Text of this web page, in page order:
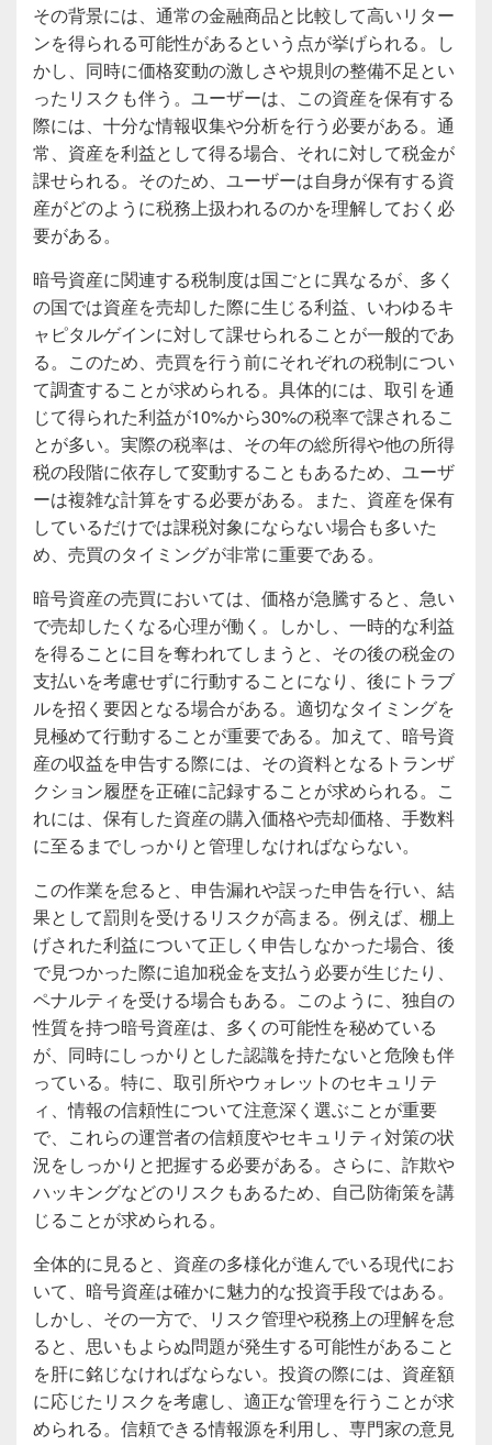
その背景には、通常の金融商品と比較して高いリター
ンを得られる可能性があるという点が挙げられる。し
かし、同時に価格変動の激しさや規則の整備不足とい
ったリスクも伴う。ユーザーは、この資産を保有する
際には、十分な情報収集や分析を行う必要がある。通
常、資産を利益として得る場合、それに対して税金が
課せられる。そのため、ユーザーは自身が保有する資
産がどのように税務上扱われるのかを理解しておく必
要がある。
暗号資産に関連する税制度は国ごとに異なるが、多く
の国では資産を売却した際に生じる利益、いわゆるキ
ャピタルゲインに対して課せられることが一般的であ
る。このため、売買を行う前にそれぞれの税制につい
て調査することが求められる。具体的には、取引を通
じて得られた利益が10%から30%の税率で課されるこ
とが多い。実際の税率は、その年の総所得や他の所得
税の段階に依存して変動することもあるため、ユーザ
ーは複雑な計算をする必要がある。また、資産を保有
しているだけでは課税対象にならない場合も多いた
め、売買のタイミングが非常に重要である。
暗号資産の売買においては、価格が急騰すると、急い
で売却したくなる心理が働く。しかし、一時的な利益
を得ることに目を奪われてしまうと、その後の税金の
支払いを考慮せずに行動することになり、後にトラブ
ルを招く要因となる場合がある。適切なタイミングを
見極めて行動することが重要である。加えて、暗号資
産の収益を申告する際には、その資料となるトランザ
クション履歴を正確に記録することが求められる。こ
れには、保有した資産の購入価格や売却価格、手数料
に至るまでしっかりと管理しなければならない。
この作業を怠ると、申告漏れや誤った申告を行い、結
果として罰則を受けるリスクが高まる。例えば、棚上
げされた利益について正しく申告しなかった場合、後
で見つかった際に追加税金を支払う必要が生じたり、
ペナルティを受ける場合もある。このように、独自の
性質を持つ暗号資産は、多くの可能性を秘めている
が、同時にしっかりとした認識を持たないと危険も伴
っている。特に、取引所やウォレットのセキュリテ
ィ、情報の信頼性について注意深く選ぶことが重要
で、これらの運営者の信頼度やセキュリティ対策の状
況をしっかりと把握する必要がある。さらに、詐欺や
ハッキングなどのリスクもあるため、自己防衛策を講
じることが求められる。
全体的に見ると、資産の多様化が進んでいる現代にお
いて、暗号資産は確かに魅力的な投資手段ではある。
しかし、その一方で、リスク管理や税務上の理解を怠
ると、思いもよらぬ問題が発生する可能性があること
を肝に銘じなければならない。投資の際には、資産額
に応じたリスクを考慮し、適正な管理を行うことが求
められる。信頼できる情報源を利用し、専門家の意見